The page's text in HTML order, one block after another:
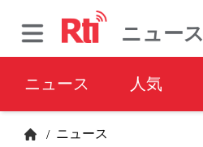
ニュース
ニュース 人気
/ ニュース